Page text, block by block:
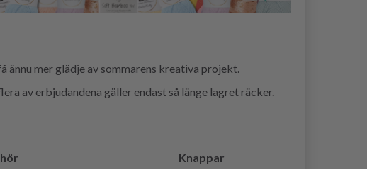
ännu mer glädje av sommarens kreativa projekt.
av erbjudandena gäller endast så länge lagret räcker.
Knappar